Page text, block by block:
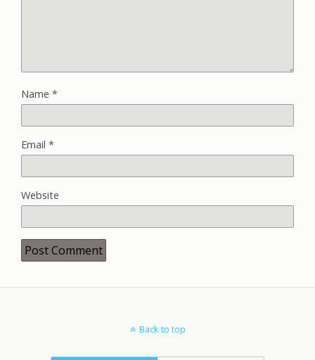
Name *
Email *
Website
Back to top